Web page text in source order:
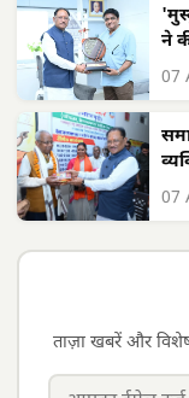
ने
07
07
ताज़ा खबरें और